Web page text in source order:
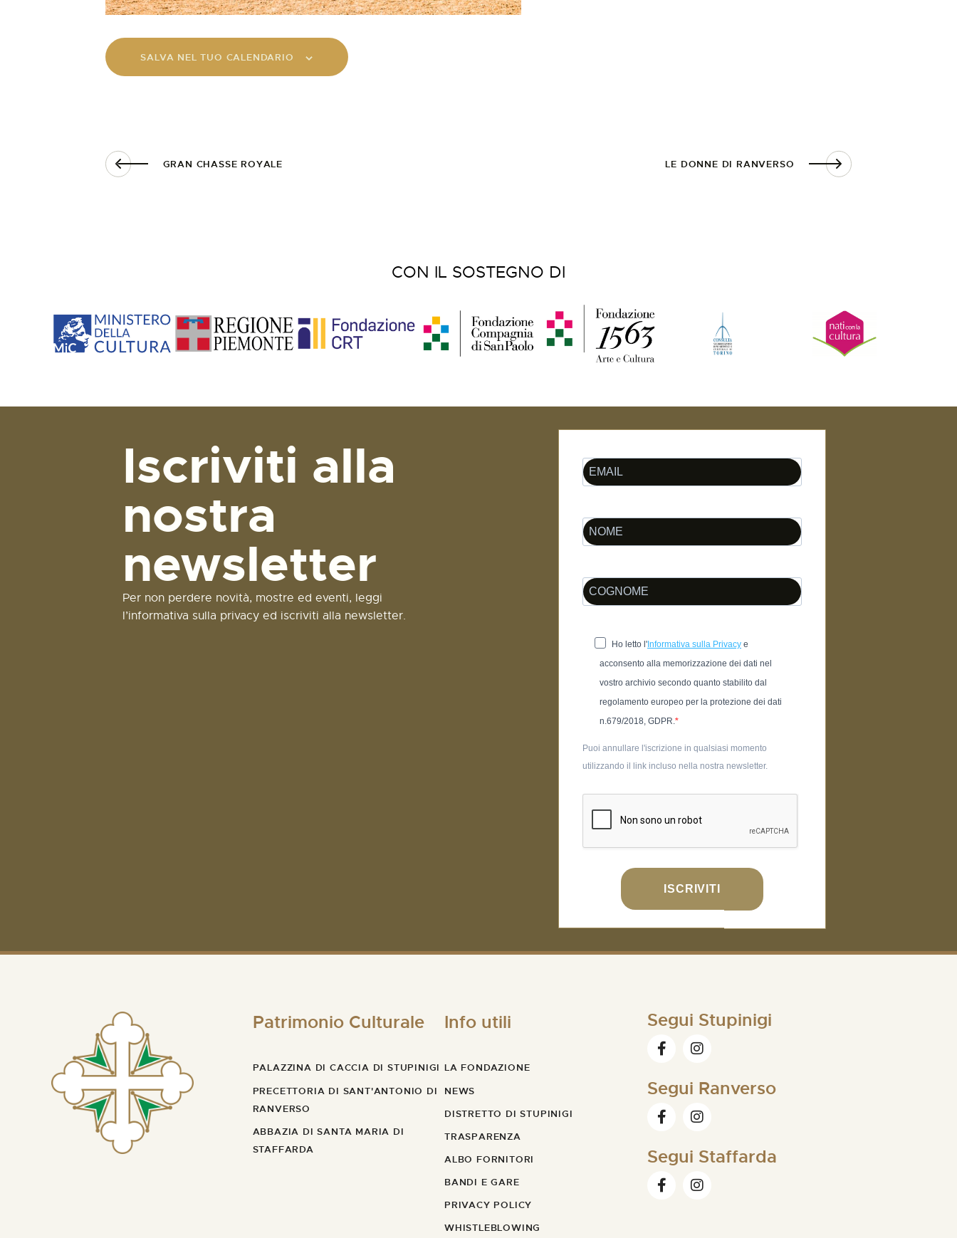
SALVA NEL TUO CALENDARIO
GRAN CHASSE ROYALE LE DONNE DI RANVERSO
CON IL SOSTEGNO DI
Iscriviti alla
nostra
newsletter
Per non perdere novità, mostre ed eventi, leggi
l’informativa sulla privacy ed iscriviti alla newsletter.
Ho letto l'Informativa sulla Privacy e
acconsento alla memorizzazione dei dati nel
vostro archivio secondo quanto stabilito dal
regolamento europeo per la protezione dei dati
n.679/2018, GDPR.
Puoi annullare l'iscrizione in qualsiasi momento
utilizzando il link incluso nella nostra newsletter.
ISCRIVITI
Patrimonio Culturale
PALAZZINA DI CACCIA DI STUPINIGI
PRECETTORIA DI SANT'ANTONIO DI
RANVERSO
ABBAZIA DI SANTA MARIA DI
STAFFARDA
Info utili
LA FONDAZIONE
NEWS
DISTRETTO DI STUPINIGI
TRASPARENZA
ALBO FORNITORI
BANDI E GARE
PRIVACY POLICY
WHISTLEBLOWING
Segui Stupinigi
Segui Ranverso
Segui Staffarda